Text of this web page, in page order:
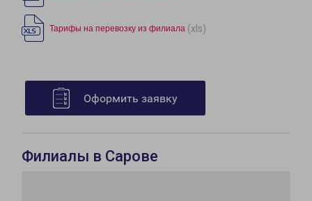
Тарифы на перевозку из филиала (xls)
Оформить заявку
Филиалы в Сарове